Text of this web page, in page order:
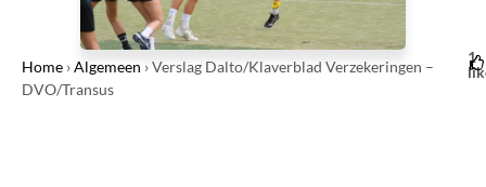
Home ›Algemeen ›Verslag Dalto/Klaverblad Verzekeringen –
DVO/Transus
1